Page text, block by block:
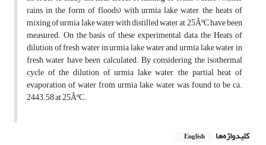
rains in the form of floods) with urmia lake water, the heats of
mixing of urmia lake water with distilled water at 25ÂºC have been
measured. On the basis of these experimental data, the Heats of
dilution of fresh water in urmia lake water and urmia lake water in
fresh water have been calculated. By considering the isothermal
cycle of the dilution of urmia lake water, the partial heat of
evaporation of water from urmia lake water was found to be ca.
2443.58 at 25ÂºC.
کلیدواژه‌ها English